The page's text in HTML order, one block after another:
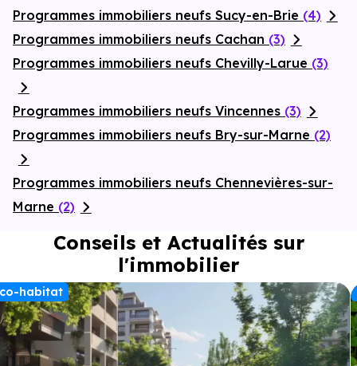
Programmes immobiliers neufs Sucy-en-Brie (4)
Programmes immobiliers neufs Cachan (3)
Programmes immobiliers neufs Chevilly-Larue (3)
Programmes immobiliers neufs Vincennes (3)
Programmes immobiliers neufs Bry-sur-Marne (2)
Programmes immobiliers neufs Chennevières-sur-
Marne (2)
Conseils et Actualités sur
l'immobilier
habitat